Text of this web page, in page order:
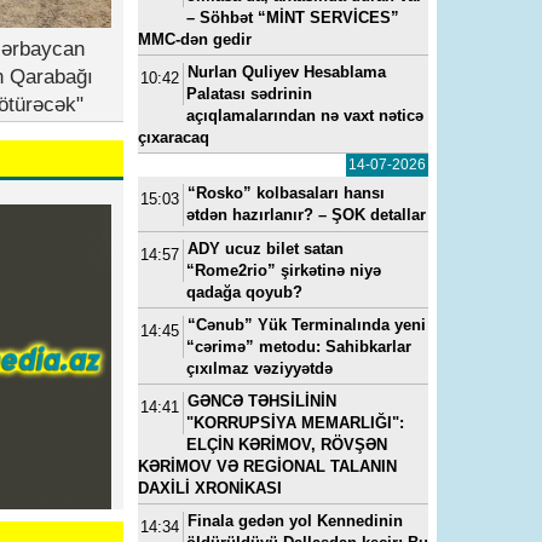
11:11 15-07-2022, 11:49
“Yeni klinika”ya baş həkim
təyin edilib - FOTO
Vüqar Əhmədovun
oğluna ən son model
Rover”i hansı pullarla
– Söhbət “MİNT SERVİCES”
MMC-dən gedir
10:42 Nurlan Quliyev Hesablama
Palatası sədrinin
açıqlamalarından nə vaxt nəticə
çıxaracaq
14-07-2026
15:03 “Rosko” kolbasaları hansı
ətdən hazırlanır? – ŞOK detallar
14:57 ADY ucuz bilet satan
“Rome2rio” şirkətinə niyə
qadağa qoyub?
14:45 “Cənub” Yük Terminalında yeni
“cərimə” metodu: Sahibkarlar
çıxılmaz vəziyyətdə
14:41 GƏNCƏ TƏHSİLİNİN
"KORRUPSİYA MEMARLIĞI":
ELÇİN KƏRİMOV, RÖVŞƏN
KƏRİMOV VƏ REGİONAL TALANIN
DAXİLİ XRONİKASI
14:34 Finala gedən yol Kennedinin